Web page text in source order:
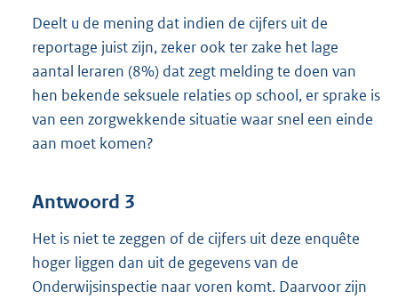
Deelt u de mening dat indien de cijfers uit de
reportage juist zijn, zeker ook ter zake het lage
aantal leraren (8%) dat zegt melding te doen van
hen bekende seksuele relaties op school, er sprake is
van een zorgwekkende situatie waar snel een einde
aan moet komen?
Antwoord 3
Het is niet te zeggen of de cijfers uit deze enquête
hoger liggen dan uit de gegevens van de
Onderwijsinspectie naar voren komt. Daarvoor zijn